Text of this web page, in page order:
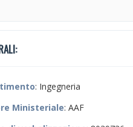
: Ingegneria
Ministeriale: AAF